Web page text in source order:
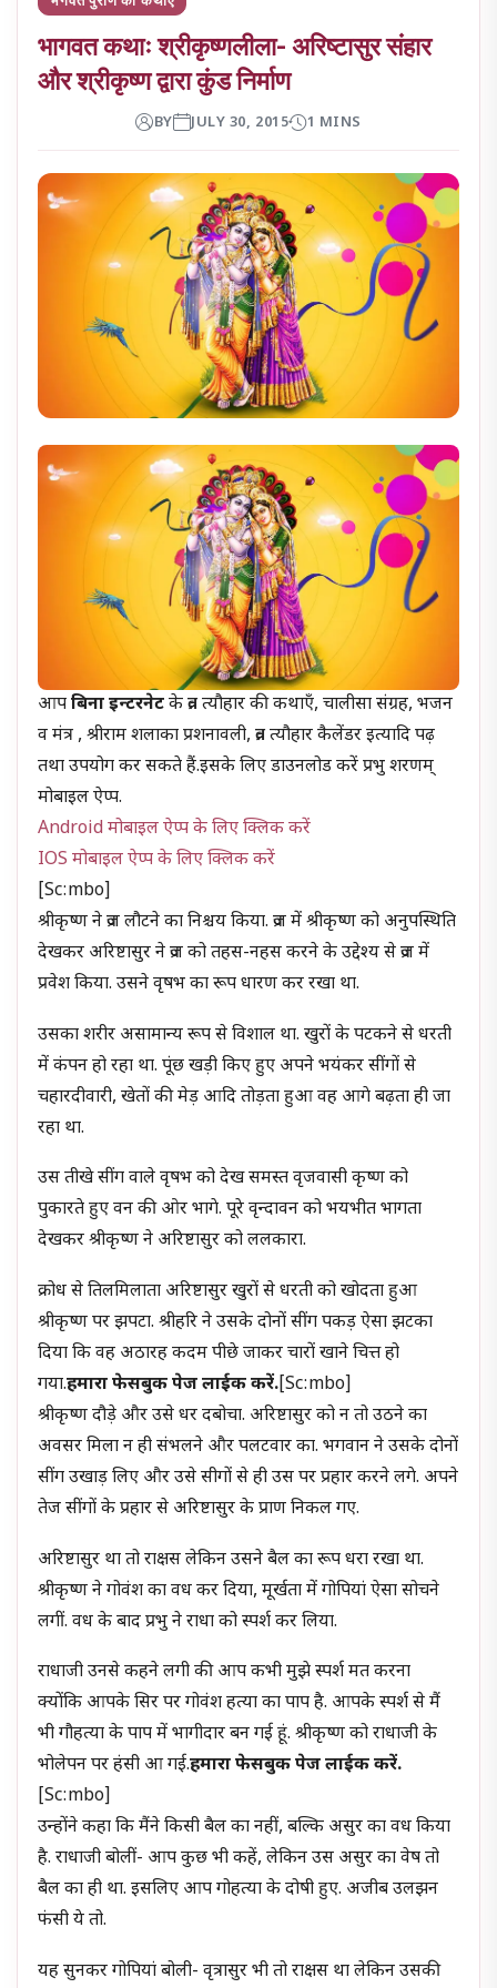
भागवत कथाः श्रीकृष्णलीला- अरिष्टासुर संहार
और श्रीकृष्ण द्वारा कुंड निर्माण
BY JULY 30, 2015 1 MINS
आपबिना इन्टरनेटके व्रत त्यौहार की कथाएँ, चालीसा संग्रह, भजन
व मंत्र , श्रीराम शलाका प्रशनावली, व्रत त्यौहार कैलेंडर इत्यादि पढ़
तथा उपयोग कर सकते हैं.इसके लिए डाउनलोड करें प्रभु शरणम्
मोबाइल ऐप्प.
Android मोबाइल ऐप्प के लिए क्लिक करें
IOS मोबाइल ऐप्प के लिए क्लिक करें
[sc:mbo]
श्रीकृष्ण ने व्रज लौटने का निश्चय किया. व्रज में श्रीकृष्ण को अनुपस्थिति
देखकर अरिष्टासुर ने व्रज को तहस-नहस करने के उद्देश्य से व्रज में
प्रवेश किया. उसने वृषभ का रूप धारण कर रखा था.
उसका शरीर असामान्य रूप से विशाल था. खुरों के पटकने से धरती
में कंपन हो रहा था. पूंछ खड़ी किए हुए अपने भयंकर सींगों से
चहारदीवारी, खेतों की मेड़ आदि तोड़ता हुआ वह आगे बढ़ता ही जा
रहा था.
उस तीखे सींग वाले वृषभ को देख समस्त वृजवासी कृष्ण को
पुकारते हुए वन की ओर भागे. पूरे वृन्दावन को भयभीत भागता
देखकर श्रीकृष्ण ने अरिष्टासुर को ललकारा.
क्रोध से तिलमिलाता अरिष्टासुर खुरों से धरती को खोदता हुआ
श्रीकृष्ण पर झपटा. श्रीहरि ने उसके दोनों सींग पकड़ ऐसा झटका
दिया कि वह अठारह कदम पीछे जाकर चारों खाने चित्त हो
गया.हमारा फेसबुक पेज लाईक करें. [sc:mbo]
श्रीकृष्ण दौड़े और उसे धर दबोचा. अरिष्टासुर को न तो उठने का
अवसर मिला न ही संभलने और पलटवार का. भगवान ने उसके दोनों
सींग उखाड़ लिए और उसे सीगों से ही उस पर प्रहार करने लगे. अपने
तेज सींगों के प्रहार से अरिष्टासुर के प्राण निकल गए.
अरिष्टासुर था तो राक्षस लेकिन उसने बैल का रूप धरा रखा था.
श्रीकृष्ण ने गोवंश का वध कर दिया, मूर्खता में गोपियां ऐसा सोचने
लगीं. वध के बाद प्रभु ने राधा को स्पर्श कर लिया.
राधाजी उनसे कहने लगी की आप कभी मुझे स्पर्श मत करना
क्योंकि आपके सिर पर गोवंश हत्या का पाप है. आपके स्पर्श से मैं
भी गौहत्या के पाप में भागीदार बन गई हूं. श्रीकृष्ण को राधाजी के
भोलेपन पर हंसी आ गई.हमारा फेसबुक पेज लाईक करें.
[sc:mbo]
उन्होंने कहा कि मैंने किसी बैल का नहीं, बल्कि असुर का वध किया
है. राधाजी बोलीं- आप कुछ भी कहें, लेकिन उस असुर का वेष तो
बैल का ही था. इसलिए आप गोहत्या के दोषी हुए. अजीब उलझन
फंसी ये तो.
यह सुनकर गोपियां बोली- वृत्रासुर भी तो राक्षस था लेकिन उसकी